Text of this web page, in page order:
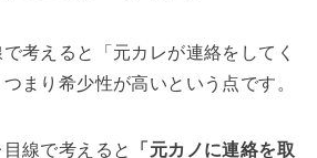
考えると「元カレが連絡をしてく
まり希少性が高いという点です。
線で考えると 「元カノに連絡を取